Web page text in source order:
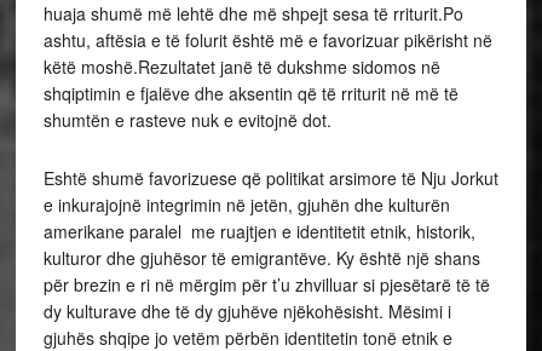
huaja shumë më lehtë dhe më shpejt sesa të rriturit.Po
ashtu, aftësia e të folurit është më e favorizuar pikërisht në
këtë moshë.Rezultatet janë të dukshme sidomos në
shqiptimin e fjalëve dhe aksentin që të rriturit në më të
shumtën e rasteve nuk e evitojnë dot.
Eshtë shumë favorizuese që politikat arsimore të Nju Jorkut
e inkurajojnë integrimin në jetën, gjuhën dhe kulturën
amerikane paralel me ruajtjen e identitetit etnik, historik,
kulturor dhe gjuhësor të emigrantëve. Ky është një shans
për brezin e ri në mërgim për t’u zhvilluar si pjesëtarë të të
dy kulturave dhe të dy gjuhëve njëkohësisht. Mësimi i
gjuhës shqipe jo vetëm përbën identitetin tonë etnik e